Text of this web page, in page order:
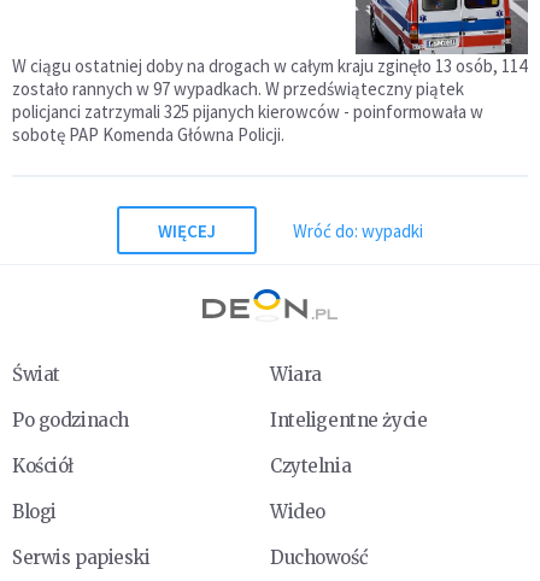
W ciągu ostatniej doby na drogach w całym kraju zginęło 13 osób, 114
zostało rannych w 97 wypadkach. W przedświąteczny piątek
policjanci zatrzymali 325 pijanych kierowców - poinformowała w
sobotę PAP Komenda Główna Policji.
WIĘCEJ Wróć do: wypadki
Świat
Wiara
Po godzinach
Inteligentne życie
Kościół
Czytelnia
Blogi
Wideo
Serwis papieski
Duchowość